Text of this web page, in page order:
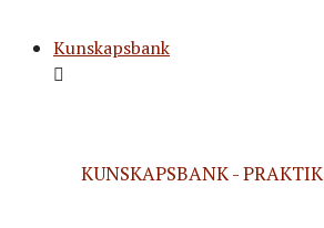
Kunskapsbank
KUNSKAPSBANK - PRAKTIK